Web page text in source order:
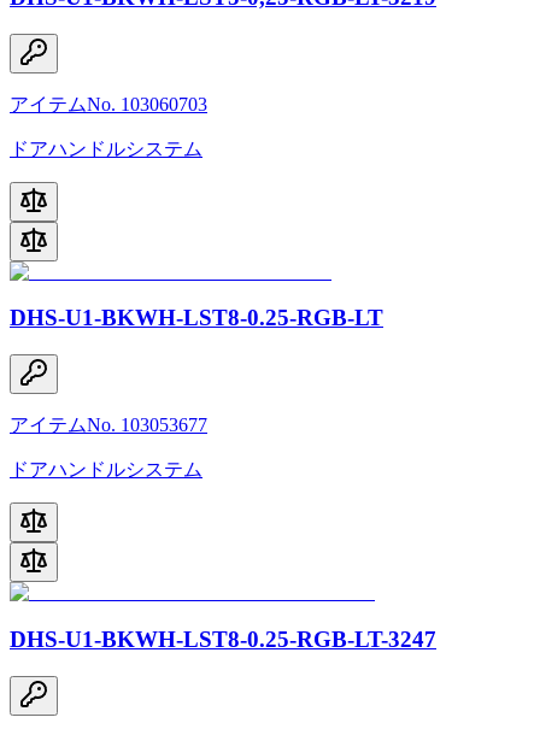
アイテムNo. 103060703
ドアハンドルシステム
DHS-U1-BKWH-LST8-0.25-RGB-LT
アイテムNo. 103053677
ドアハンドルシステム
DHS-U1-BKWH-LST8-0.25-RGB-LT-3247